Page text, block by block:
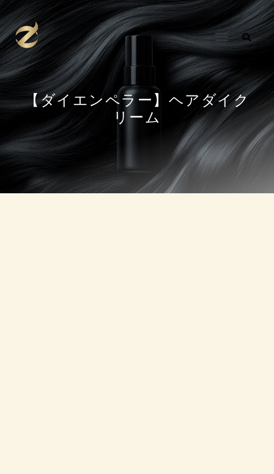
容
を
ス
キ
ッ
プ
【ダイエンペラー】ヘアダイク
リーム